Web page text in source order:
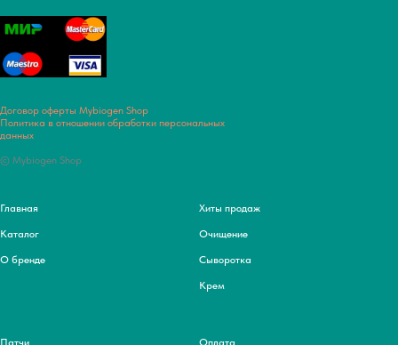
Договор оферты Mybiogen Shop
Политика в отношении обработки персональных
данных
© Mybiogen Shop
Главная
Каталог
О бренде
Хиты продаж
Очищение
Сыворотка
Крем